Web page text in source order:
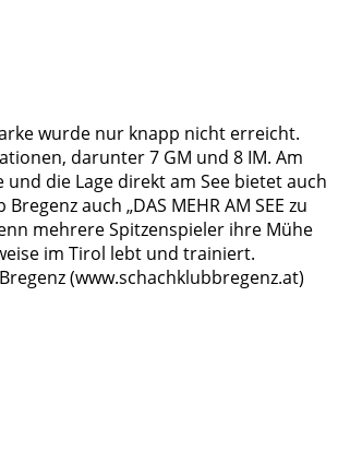
wurde nur knapp nicht erreicht.
darunter 7 GM und 8 IM. Am
die Lage direkt am See bietet auch
auch „DAS MEHR AM SEE zu
mehrere Spitzenspieler ihre Mühe
im Tirol lebt und trainiert.
(www.schachklubbregenz.at)